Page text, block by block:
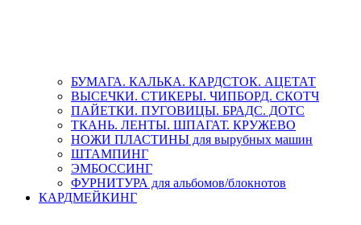
БУМАГА. КАЛЬКА. КАРДСТОК. АЦЕТАТ
ВЫСЕЧКИ. СТИКЕРЫ. ЧИПБОРД. СКОТЧ
ПАЙЕТКИ. ПУГОВИЦЫ. БРАДС. ДОТС
ТКАНЬ. ЛЕНТЫ. ШПАГАТ. КРУЖЕВО
НОЖИ ПЛАСТИНЫ для вырубных машин
ШТАМПИНГ
ЭМБОССИНГ
ФУРНИТУРА для альбомов/блокнотов
КАРДМЕЙКИНГ